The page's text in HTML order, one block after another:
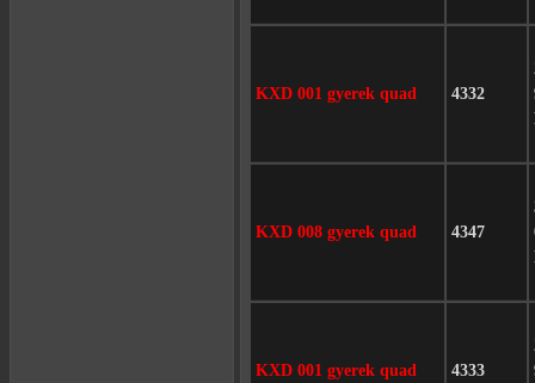
KXD 001 gyerek quad 4332
KXD 008 gyerek quad 4347
KXD 001 gyerek quad 4333